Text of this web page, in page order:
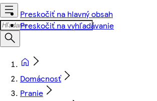
Preskočiť na hlavný obsah
Preskočiť na vyhľadávanie
Domácnosť
Pranie